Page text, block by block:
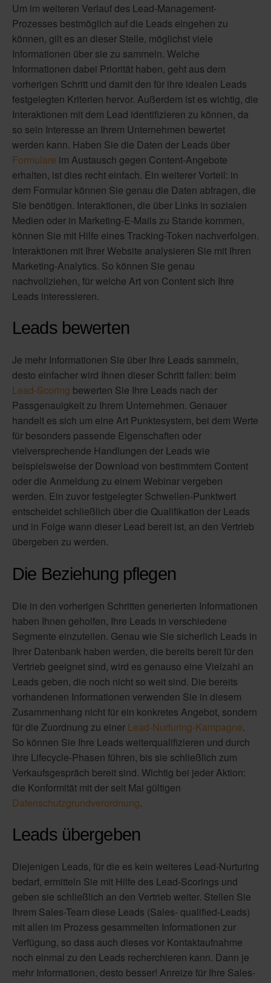
Um im weiteren Verlauf des Lead-Management-
Prozesses bestmöglich auf die Leads eingehen zu
können, gilt es an dieser Stelle, möglichst viele
Informationen über sie zu sammeln. Welche
Informationen dabei Priorität haben, geht aus dem
vorherigen Schritt und damit den für ihre idealen Leads
festgelegten Kriterien hervor. Außerdem ist es wichtig, die
Interaktionen mit dem Lead identifizieren zu können, da
so sein Interesse an Ihrem Unternehmen bewertet
werden kann. Haben Sie die Daten der Leads über
Formulare im Austausch gegen Content-Angebote
erhalten, ist dies recht einfach. Ein weiterer Vorteil: in
dem Formular können Sie genau die Daten abfragen, die
Sie benötigen. Interaktionen, die über Links in sozialen
Medien oder in Marketing-E-Mails zu Stande kommen,
können Sie mit Hilfe eines Tracking-Token nachverfolgen.
Interaktionen mit Ihrer Website analysieren Sie mit Ihren
Marketing-Analytics. So können Sie genau
nachvollziehen, für welche Art von Content sich Ihre
Leads interessieren.
Leads bewerten
Je mehr Informationen Sie über Ihre Leads sammeln,
desto einfacher wird Ihnen dieser Schritt fallen: beim
Lead-Scoring bewerten Sie Ihre Leads nach der
Passgenauigkeit zu Ihrem Unternehmen. Genauer
handelt es sich um eine Art Punktesystem, bei dem Werte
für besonders passende Eigenschaften oder
vielversprechende Handlungen der Leads wie
beispielsweise der Download von bestimmtem Content
oder die Anmeldung zu einem Webinar vergeben
werden. Ein zuvor festgelegter Schwellen-Punktwert
entscheidet schließlich über die Qualifikation der Leads
und in Folge wann dieser Lead bereit ist, an den Vertrieb
übergeben zu werden.
Die Beziehung pflegen
Die in den vorherigen Schritten generierten Informationen
haben Ihnen geholfen, Ihre Leads in verschiedene
Segmente einzuteilen. Genau wie Sie sicherlich Leads in
Ihrer Datenbank haben werden, die bereits bereit für den
Vertrieb geeignet sind, wird es genauso eine Vielzahl an
Leads geben, die noch nicht so weit sind. Die bereits
vorhandenen Informationen verwenden Sie in diesem
Zusammenhang nicht für ein konkretes Angebot, sondern
für die Zuordnung zu einer Lead-Nurturing-Kampagne.
So können Sie Ihre Leads weiterqualifizieren und durch
ihre Lifecycle-Phasen führen, bis sie schließlich zum
Verkaufsgespräch bereit sind. Wichtig bei jeder Aktion:
die Konformität mit der seit Mai gültigen
Datenschutzgrundverordnung.
Leads übergeben
Diejenigen Leads, für die es kein weiteres Lead-Nurturing
bedarf, ermitteln Sie mit Hilfe des Lead-Scorings und
geben sie schließlich an den Vertrieb weiter. Stellen Sie
Ihrem Sales-Team diese Leads (Sales- qualified-Leads)
mit allen im Prozess gesammelten Informationen zur
Verfügung, so dass auch dieses vor Kontaktaufnahme
noch einmal zu den Leads recherchieren kann. Dann je
mehr Informationen, desto besser! Anreize für Ihre Sales-